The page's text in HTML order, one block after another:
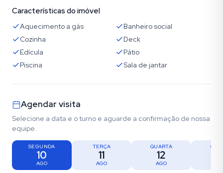
Características do imóvel
Aquecimento a gás
Banheiro social
Cozinha
Deck
Edícula
Pátio
Piscina
Sala de jantar
Agendar visita
Selecione a data e o turno e aguarde a confirmação de nossa
equipe.
SEGUNDA
10
AGO
TERÇA
11
AGO
QUARTA
12
AGO